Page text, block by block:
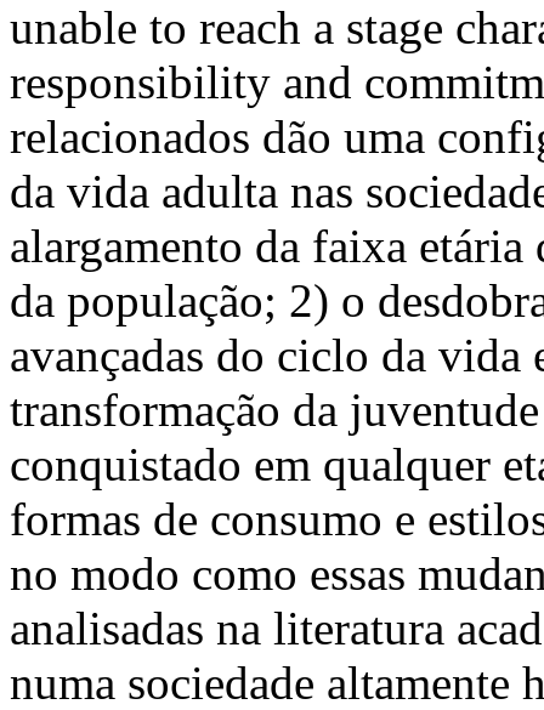
unable to reach a stage
responsibility and
relacionados dão uma
da vida adulta nas
alargamento da faixa
da população; 2) o
avançadas do ciclo da vida
transformação da
conquistado em qualquer
formas de consumo e
no modo como essas
analisadas na literatura
numa sociedade altamente